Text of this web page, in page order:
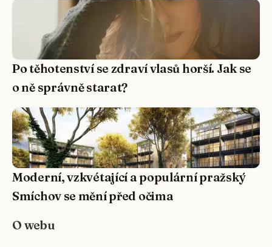
Po těhotenství se zdraví vlasů horší. Jak se
o ně správně starat?
Moderní, vzkvétající a populární pražský
Smíchov se mění před očima
O webu